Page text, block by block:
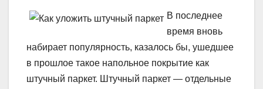
В последнее
время вновь
набирает популярность, казалось бы, ушедшее
в прошлое такое напольное покрытие как
штучный паркет. Штучный паркет — отдельные